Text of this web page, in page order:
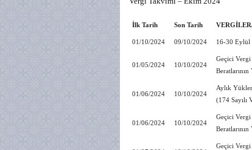
İlk Tarih Son Tarih
01/10/2024 09/10/2024 16-30 Eylül
01/05/2024 10/10/2024
Geçici
01/06/2024 10/10/2024
Aylık
(174 Sayılı
01/06/2024 10/10/2024
Geçici
Geçici